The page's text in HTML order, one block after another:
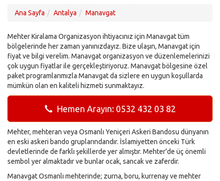
Ana Sayfa Antalya Manavgat
Mehter Kiralama Organizasyon ihtiyacınız için Manavgat tüm
bölgelerinde her zaman yanınızdayız. Bize ulaşın, Manavgat için
fiyat ve bilgi verelim. Manavgat organizasyon ve düzenlemelerinizi
çok uygun fiyatlar ile gerçekleştiriyoruz. Manavgat bölgesine özel
paket programlarımızla Manavgat da sizlere en uygun koşullarda
mümkün olan en kaliteli hizmeti sunmaktayız.
Hemen Arayın: 0532 432 03 82
Mehter, mehteran veya Osmanlı Yeniçeri Askeri Bandosu dünyanın
en eski askeri bando gruplarındandır. İslamiyetten önceki Türk
devletlerinde de farklı şekillerde yer almıştır. Mehter'de üç önemli
sembol yer almaktadır ve bunlar ocak, sancak ve zaferdir.
Manavgat Osmanlı mehterinde; zurna, boru, kurrenay ve mehter